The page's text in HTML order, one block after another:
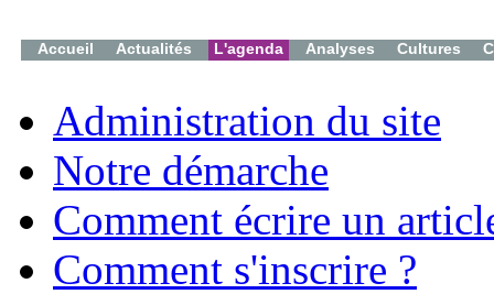
Accueil Actualités L'agenda Analyses Cultures
Administration du site
Notre démarche
Comment écrire un
Comment s'inscrire ?